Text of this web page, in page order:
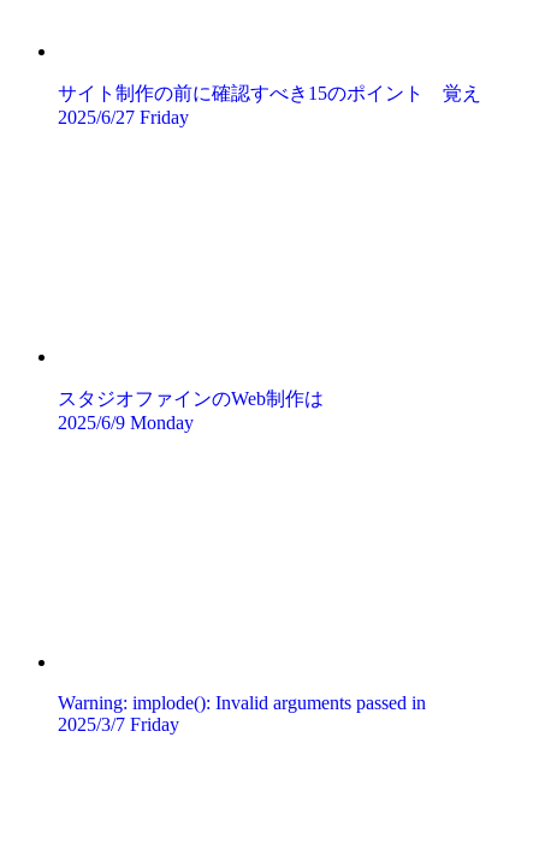
サイト制作の前に確認すべき15のポイント 覚え
2025/6/27 Friday
スタジオファインのWeb制作は
2025/6/9 Monday
Warning: implode(): Invalid arguments passed in
2025/3/7 Friday